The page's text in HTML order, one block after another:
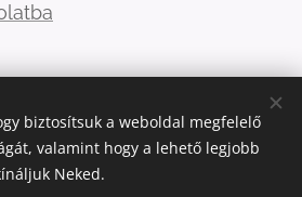
tre3famili@gmail.com
Telefonszám:+36-30-5177410
biztosítsuk a weboldal megfelelő
valamint hogy a lehető legjobb
Neked.